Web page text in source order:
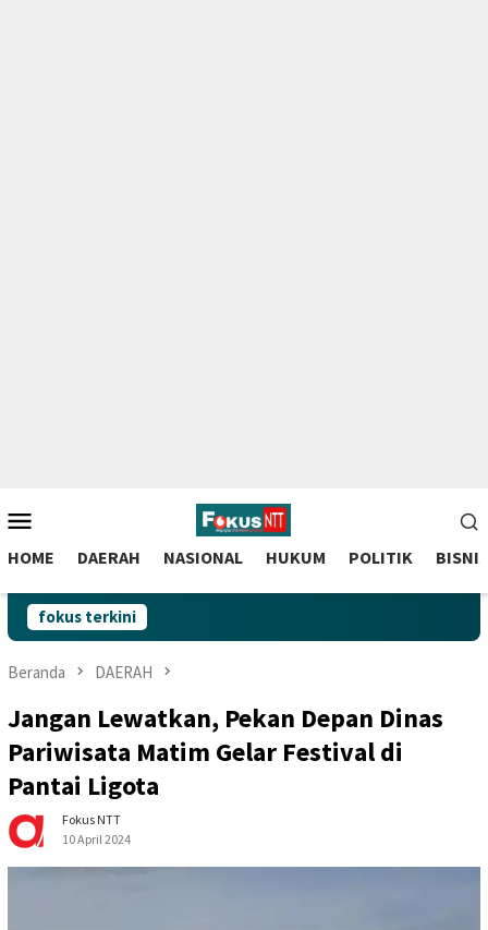
to
contentMobile
HOME DAERAH NASIONAL HUKUM POLITIK BISNIS
fokus terkini
Beranda DAERAH
Jangan Lewatkan, Pekan Depan Dinas
Pariwisata Matim Gelar Festival di
Pantai Ligota
Fokus NTT
10 April 2024